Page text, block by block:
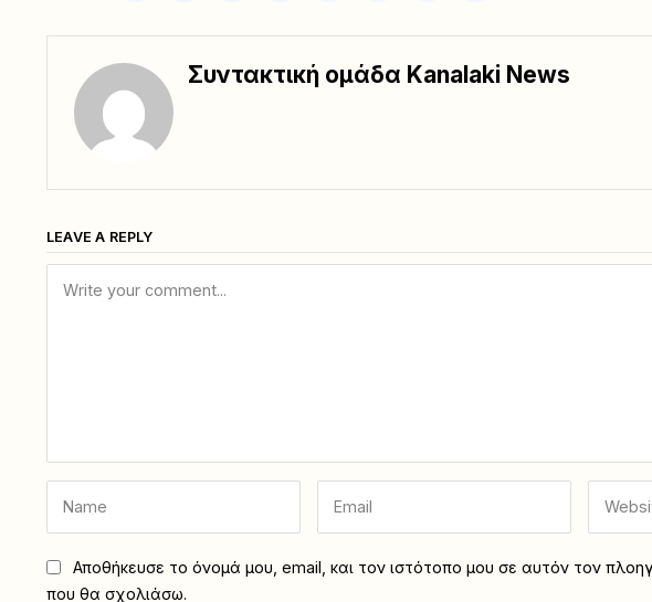
Συντακτική ομάδα Kanalaki News
LEAVE A REPLY
Αποθήκευσε το όνομά μου, email, και τον ιστότοπο μου σε αυτόν τον
που θα σχολιάσω.